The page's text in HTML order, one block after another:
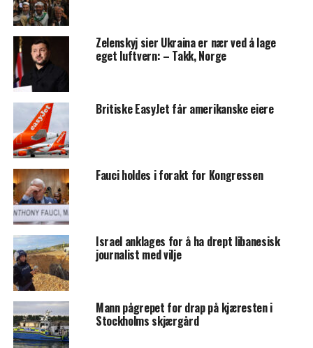
Zelenskyj sier Ukraina er nær ved å lage
eget luftvern: – Takk, Norge
Britiske EasyJet får amerikanske eiere
Fauci holdes i forakt for Kongressen
Israel anklages for å ha drept libanesisk
journalist med vilje
Mann pågrepet for drap på kjæresten i
Stockholms skjærgård